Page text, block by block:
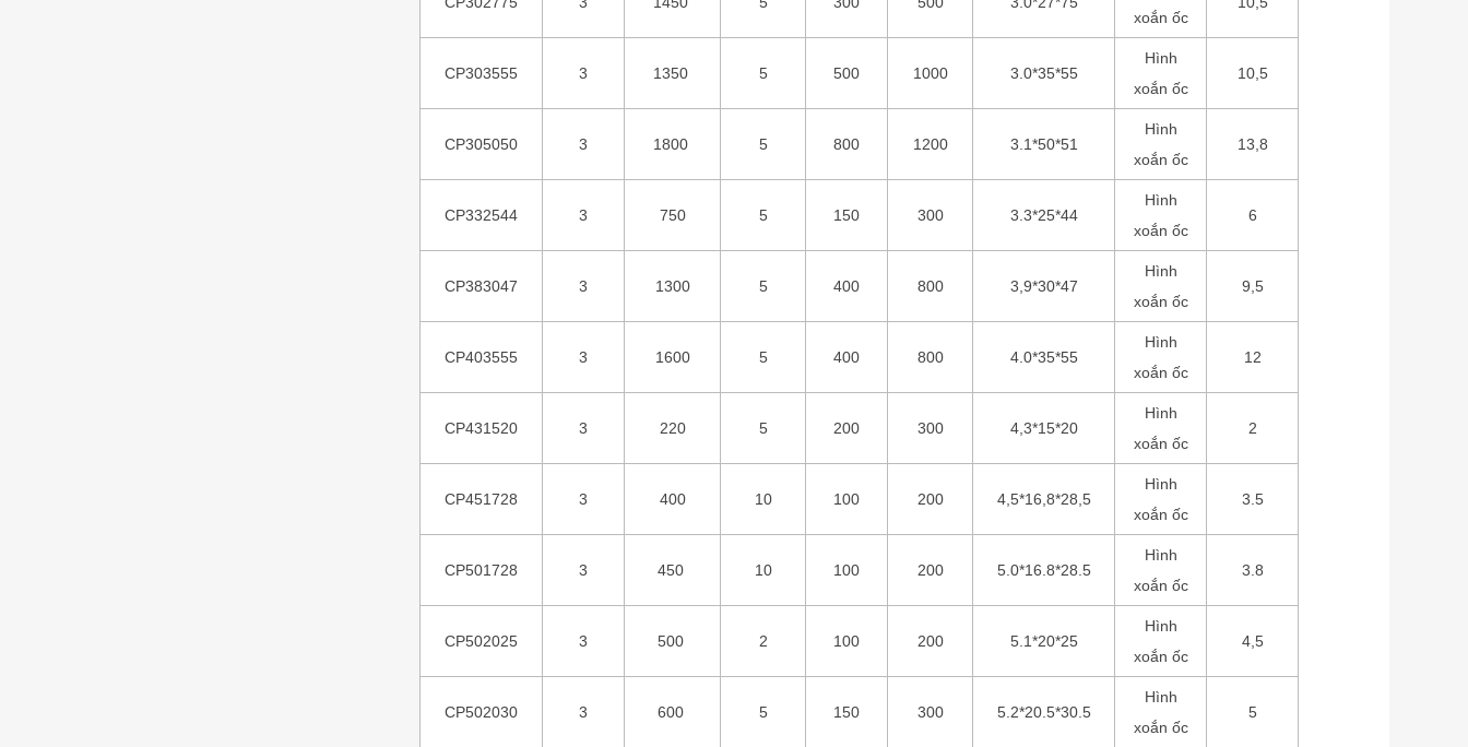
xoắn ốc
CP303555 3 1350 5 500 1000 3.0*35*55
Hình
xoắn ốc
10,5
CP305050 3 1800 5 800 1200 3.1*50*51
Hình
xoắn ốc
13,8
CP332544 3 750 5 150 300 3.3*25*44
Hình
xoắn ốc
6
CP383047 3 1300 5 400 800 3,9*30*47
Hình
xoắn ốc
9,5
CP403555 3 1600 5 400 800 4.0*35*55
Hình
xoắn ốc
12
CP431520 3 220 5 200 300 4,3*15*20
Hình
xoắn ốc
2
CP451728 3 400 10 100 200 4,5*16,8*28,5
Hình
xoắn ốc
3.5
CP501728 3 450 10 100 200 5.0*16.8*28.5
Hình
xoắn ốc
3.8
CP502025 3 500 2 100 200 5.1*20*25
Hình
xoắn ốc
4,5
CP502030 3 600 5 150 300 5.2*20.5*30.5
Hình
xoắn ốc
5